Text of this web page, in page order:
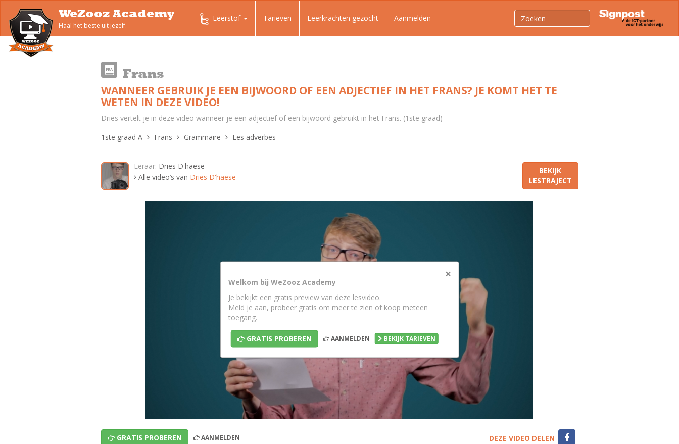
WeZooz Academy
Haal het beste uit jezelf.
Leerstof Tarieven Leerkrachten gezocht Aanmelden
Frans
WANNEER GEBRUIK JE EEN BIJWOORD OF EEN ADJECTIEF IN HET FRANS? JE KOMT HET TE
WETEN IN DEZE VIDEO!
Dries vertelt je in deze video wanneer je een adjectief of een bijwoord gebruikt in het Frans. (1ste graad)
1ste graad A
Frans Grammaire Les adverbes
Leraar: Dries D'haese
Alle video’s van Dries D'haese
BEKIJK
LESTRAJECT
×
Welkom bij WeZooz Academy
Je bekijkt een gratis preview van deze lesvideo.
Meld je aan, probeer gratis om meer te zien of koop meteen
toegang.
GRATIS PROBEREN AANMELDEN BEKIJK TARIEVEN
GRATIS PROBEREN AANMELDEN DEZE VIDEO DELEN